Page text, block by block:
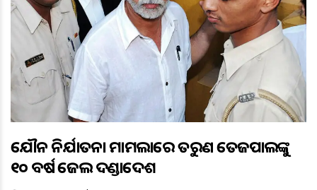
ଯୌନ ନିର୍ଯାତନା ମାମଲାରେ ତରୁଣ ତେଜପାଲଙ୍କୁ
୧୦ ବର୍ଷ ଜେଲ ଦଣ୍ଡାଦେଶ